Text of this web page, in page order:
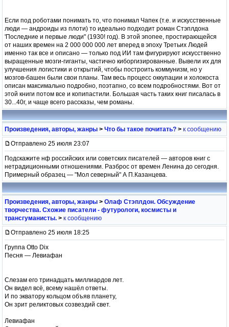
Если под роботами понимать то, что понимал Чапек (т.е. и искусственные
люди — андроиды из плоти) то идеально подходит роман Стэплдона
'Последние и первые люди" (1930! год). В этой эпопее, простирающейся
от наших времен на 2 000 000 000 лет вперед в эпоху Третьих Людей
именно так все и описано — только под ИИ там фигурируют искусственно
выращенные мозги-гиганты, частично киборгизированные. Вывели их для
улучшения логистики и открытий, чтобы построить коммунизм, но у
мозгов-башен были свои планы. Там весь процесс оккупации и холокоста
описан максимально подробно, поэтапно, со всем подробностями. Вот от
этой книги потом все и копипастили. Большая часть таких книг писалась в
30...40г, и чаще всего рассказы, чем романы.
Произведения, авторы, жанры > Что бы такое почитать? > к сообщению
Отправлено 25 июля 23:07
Подскажите нф российских или советских писателей — авторов книг с
нетрадиционными отношениями. Разброс от времен Ленина до сегодня.
Примерный образец — "Мол северный" А П.Казанцева.
Произведения, авторы, жанры > Олаф Стэплдон. Обсуждение
творчества. Схожие писатели - футурологи, космисты и
трансгуманисты. > к сообщению
Отправлено 25 июля 18:25
Группа Otto Dix
Песня — Левиафан
Слезам его тринадцать миллиардов лет.
Он видел всё, всему нашёл ответы.
И по экватору кольцом объяв планету,
Он зрит реликтовых созвездий свет.
Левиафан